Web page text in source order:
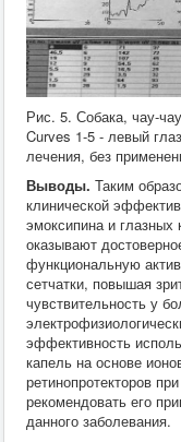
Рис. 5. Собака, чау-
Curves 1-5 - левый
лечения, без
Выводы. Таким
клинической
эмоксипина и глазных
оказывают
функциональную
сетчатки, повышая
чувствительность у
эффективность
капель на основе
ретинопротекторов
рекомендовать его
данного заболевания.